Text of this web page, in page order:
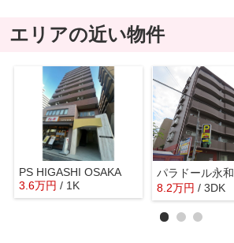
エリアの近い物件
PS HIGASHI OSAKA
3.6万円 / 1K
パラドール永和
8.2万円 / 3DK